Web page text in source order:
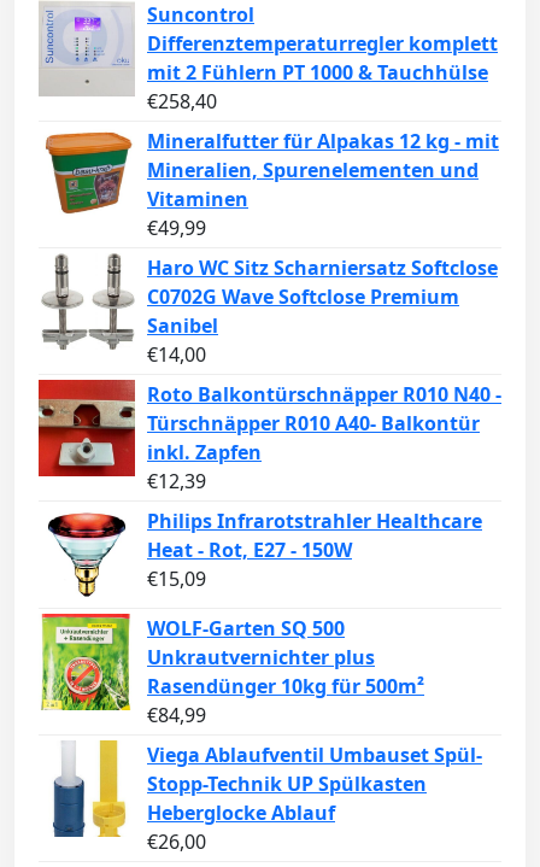
Suncontrol
Differenztemperaturregler komplett
mit 2 Fühlern PT 1000 & Tauchhülse
€258,40
Mineralfutter für Alpakas 12 kg - mit
Mineralien, Spurenelementen und
Vitaminen
€49,99
Haro WC Sitz Scharniersatz Softclose
C0702G Wave Softclose Premium
Sanibel
€14,00
Roto Balkontürschnäpper R010 N40 -
Türschnäpper R010 A40- Balkontür
inkl. Zapfen
€12,39
Philips Infrarotstrahler Healthcare
Heat - Rot, E27 - 150W
€15,09
WOLF-Garten SQ 500
Unkrautvernichter plus
Rasendünger 10kg für 500m²
€84,99
Viega Ablaufventil Umbauset Spül-
Stopp-Technik UP Spülkasten
Heberglocke Ablauf
€26,00